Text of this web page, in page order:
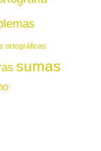
ortográficas
sumas